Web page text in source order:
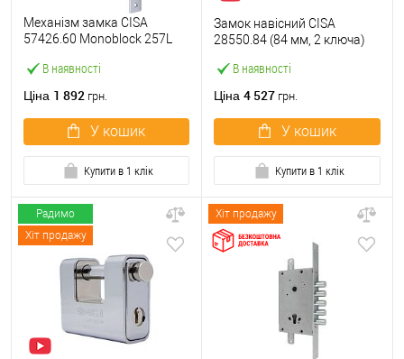
В наявності
Механізм замка CISA
57426.60 Monoblock 257L
Ціна 1 892 грн.
У кошик
Купити в 1 клік
В наявності
Замок навісний CISA
28550.84 (84 мм, 2 ключа)
Ціна 4 527 грн.
У кошик
Купити в 1 клік
Радимо
Хіт продажу
Хіт продажу